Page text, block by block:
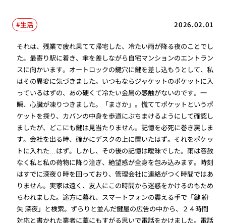
2026.02.01
生活
それは、残業で疲れ果てて帰宅した、冷たい雨が降る夜のことでし
た。最寄り駅に着き、傘を差しながら自宅マンションのエントラン
スに向かいます。オートロックの鍵穴に鍵を差し込もうとして、私
はその異変に気づきました。いつもならジャケットのポケットに入
っているはずの、あの硬くて冷たい金属の感触がないのです。一
瞬、心臓が凍りつきました。「まさか」。慌ててポケットというポ
ケットを探り、カバンの中身を歩道にぶちまけるようにして確認し
ましたが、どこにも鍵は見当たりません。記憶を必死に巻き戻しま
す。会社を出る時、確かにデスクの上に置いたはず。それをポケッ
トに入れた…はず。しかし、その後の記憶は曖昧でした。雨は容赦
なく私と私の荷物に降り注ぎ、絶望感が全身を包み込みます。時刻
はすでに深夜０時を回っており、管理会社に連絡がつく時間ではあ
りません。実家は遠く、友人にこの時間から迷惑をかけるのもため
らわれました。途方に暮れ、スマートフォンの震える手で「鍵 紛
失 深夜」と検索。ずらりと並んだ鍵屋の広告の中から、２４時間
対応と書かれた業者に藁にもすがる思いで電話をかけました。電話